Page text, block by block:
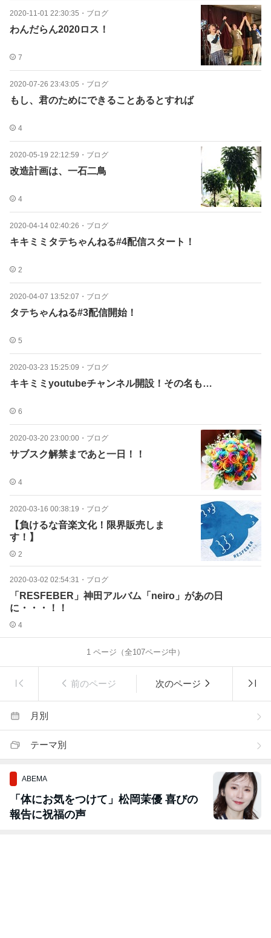
2020-11-01 22:30:35 ・ ブログ
わんだらん2020ロス！
7
2020-07-26 23:43:05 ・ ブログ
もし、君のためにできることあるとすれば
4
2020-05-19 22:12:59 ・ ブログ
改造計画は、一石二鳥
4
2020-04-14 02:40:26 ・ ブログ
キキミミタテちゃんねる#4配信スタート！
2
2020-04-07 13:52:07 ・ ブログ
タテちゃんねる#3配信開始！
5
2020-03-23 15:25:09 ・ ブログ
キキミミyoutubeチャンネル開設！その名も…
6
2020-03-20 23:00:00 ・ ブログ
サブスク解禁まであと一日！！
4
2020-03-16 00:38:19 ・ ブログ
【負けるな音楽文化！限界販売しま
す！】
2
2020-03-02 02:54:31 ・ ブログ
「RESFEBER」神田アルバム「neiro」があの日
に・・・！！
4
1 ページ（全107ページ中）
前のページ 次のページ
月別
テーマ別
ABEMA
「体にお気をつけて」松岡茉優 喜びの
報告に祝福の声